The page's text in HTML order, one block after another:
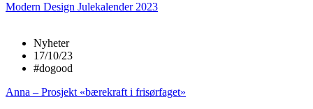
Modern Design Julekalender 2023
Nyheter
17/10/23
#dogood
Anna – Prosjekt «bærekraft i frisørfaget»